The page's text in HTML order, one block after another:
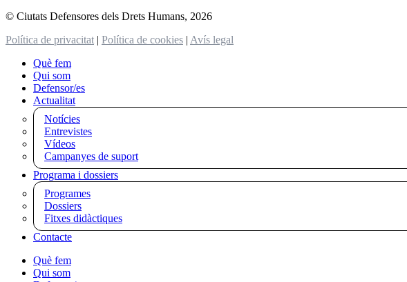
© Ciutats Defensores dels Drets Humans, 2026
Política de privacitat | Política de cookies | Avís legal
Què fem
Qui som
Defensor/es
Actualitat
Notícies
Entrevistes
Vídeos
Campanyes de suport
Programa i dossiers
Programes
Dossiers
Fitxes didàctiques
Contacte
Què fem
Qui som